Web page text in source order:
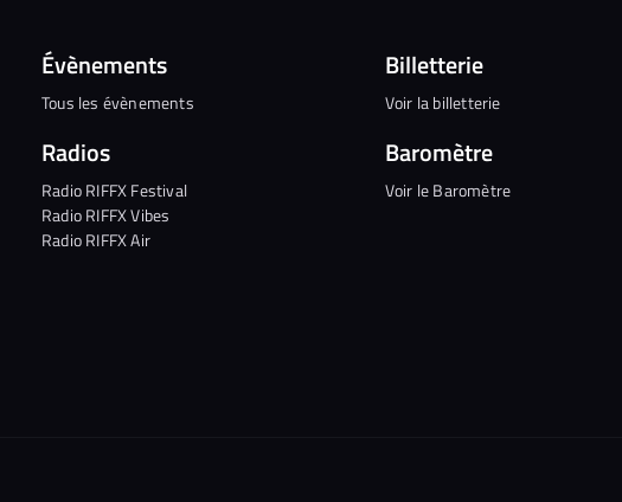
Évènements
Tous les évènements
Radios
Radio RIFFX Festival
Radio RIFFX Vibes
Radio RIFFX Air
Billetterie
Voir la billetterie
Baromètre
Voir le Baromètre